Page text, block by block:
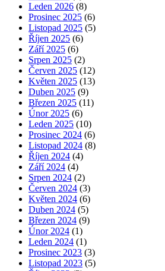
Leden 2026 (8)
Prosinec 2025 (6)
Listopad 2025 (5)
Říjen 2025 (6)
Září 2025 (6)
Srpen 2025 (2)
Červen 2025 (12)
Květen 2025 (13)
Duben 2025 (9)
Březen 2025 (11)
Únor 2025 (6)
Leden 2025 (10)
Prosinec 2024 (6)
Listopad 2024 (8)
Říjen 2024 (4)
Září 2024 (4)
Srpen 2024 (2)
Červen 2024 (3)
Květen 2024 (6)
Duben 2024 (5)
Březen 2024 (9)
Únor 2024 (1)
Leden 2024 (1)
Prosinec 2023 (3)
Listopad 2023 (5)